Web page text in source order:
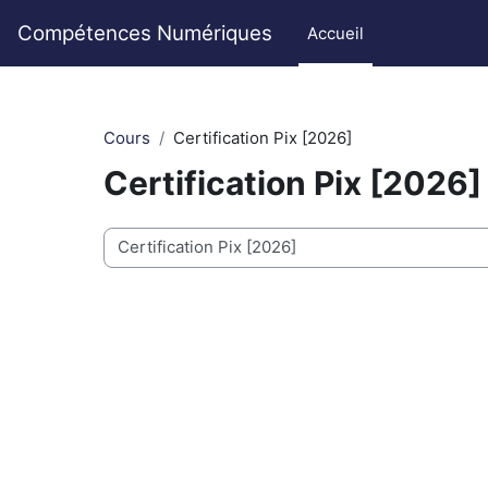
Compétences Numériques Accueil
Cours Certification Pix [2026]
Certification Pix [2026]
Catégories de cours